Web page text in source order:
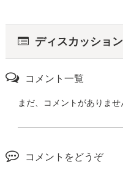
ディスカッション
コメント一覧
まだ、コメントがありませ
コメントをどうぞ